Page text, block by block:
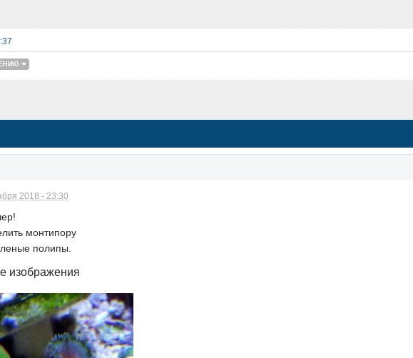
2018 - 23:30
монтипору
полипы.
изображения